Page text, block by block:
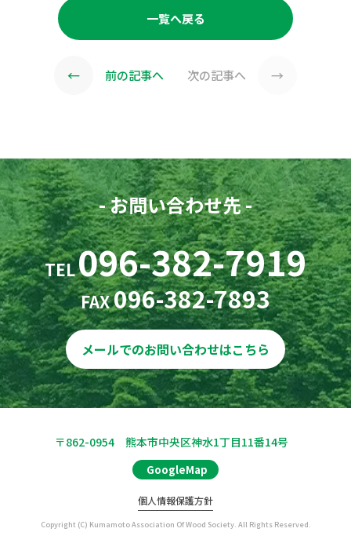
一覧へ戻る
← 前の記事へ 次の記事へ →
- お問い合わせ先 -
TEL096-382-7919
FAX096-382-7893
メールでのお問い合わせはこちら
〒862-0954 熊本市中央区神水1丁目11番14号
GoogleMap
個人情報保護方針
Copyright (C) Kumamoto Association Of Wood Society. All Rights Reserved.